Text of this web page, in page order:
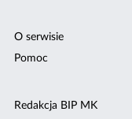
O serwisie
Pomoc
Redakcja BIP MK